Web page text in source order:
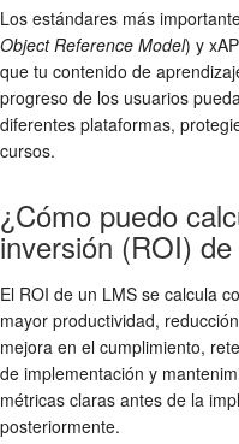
Los estándares más
Object Reference Model) y
que tu contenido de
progreso de los usuarios
diferentes plataformas,
cursos.
¿Cómo puedo
inversión (ROI)
El ROI de un LMS se calcula
mayor productividad,
mejora en el cumplimiento,
de implementación y
métricas claras antes de la
posteriormente.